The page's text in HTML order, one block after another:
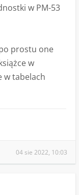
w PM-53
prostu one
w
w tabelach
04 sie 2022, 10:03